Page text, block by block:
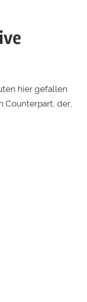
hier gefallen
Counterpart, der,